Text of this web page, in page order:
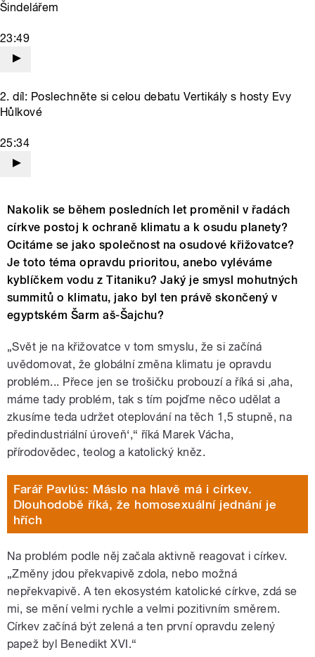
Šindelářem
23:49
2. díl: Poslechněte si celou debatu Vertikály s hosty Evy
Hůlkové
25:34
Nakolik se během posledních let proměnil v řadách
církve postoj k ochraně klimatu a k osudu planety?
Ocitáme se jako společnost na osudové křižovatce?
Je toto téma opravdu prioritou, anebo vyléváme
kyblíčkem vodu z Titaniku? Jaký je smysl mohutných
summitů o klimatu, jako byl ten právě skončený v
egyptském Šarm aš-Šajchu?
„Svět je na křižovatce v tom smyslu, že si začíná
uvědomovat, že globální změna klimatu je opravdu
problém... Přece jen se trošičku probouzí a říká si ‚aha,
máme tady problém, tak s tím pojďme něco udělat a
zkusíme teda udržet oteplování na těch 1,5 stupně, na
předindustriální úroveň‘,“ říká Marek Vácha,
přírodovědec, teolog a katolický kněz.
Farář Pavlús: Máslo na hlavě má i církev.
Dlouhodobě říká, že homosexuální jednání je
hřích
Na problém podle něj začala aktivně reagovat i církev.
„Změny jdou překvapivě zdola, nebo možná
nepřekvapivě. A ten ekosystém katolické církve, zdá se
mi, se mění velmi rychle a velmi pozitivním směrem.
Církev začíná být zelená a ten první opravdu zelený
papež byl Benedikt XVI.“